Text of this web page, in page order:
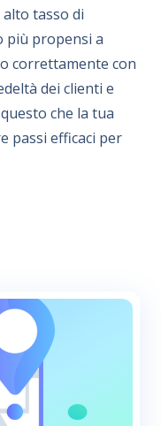
tasso di
più propensi a
correttamente con
dei clienti e
che la tua
passi efficaci per